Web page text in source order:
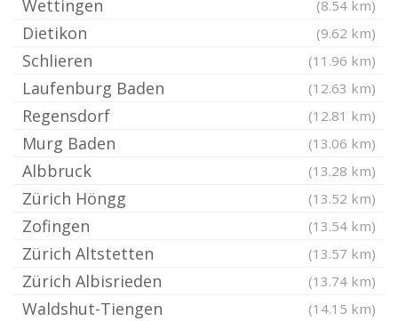
Wettingen (8.54 km)
Dietikon (9.62 km)
Schlieren (11.96 km)
Laufenburg Baden (12.63 km)
Regensdorf (12.81 km)
Murg Baden (13.06 km)
Albbruck (13.28 km)
Zürich Höngg (13.52 km)
Zofingen (13.54 km)
Zürich Altstetten (13.57 km)
Zürich Albisrieden (13.74 km)
Waldshut-Tiengen (14.15 km)